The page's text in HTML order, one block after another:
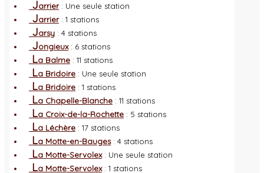
Jarrier: Une seule station
Jarrier: 1 stations
Jarsy : 4 stations
Jongieux: 6 stations
La Balme : 11 stations
La Bridoire : Une seule station
La Bridoire : 1 stations
La Chapelle-Blanche : 11 stations
La Croix-de-la-Rochette : 5 stations
La Léchère : 17 stations
La Motte-en-Bauges: 4 stations
La Motte-Servolex: Une seule station
La Motte-Servolex: 1 stations